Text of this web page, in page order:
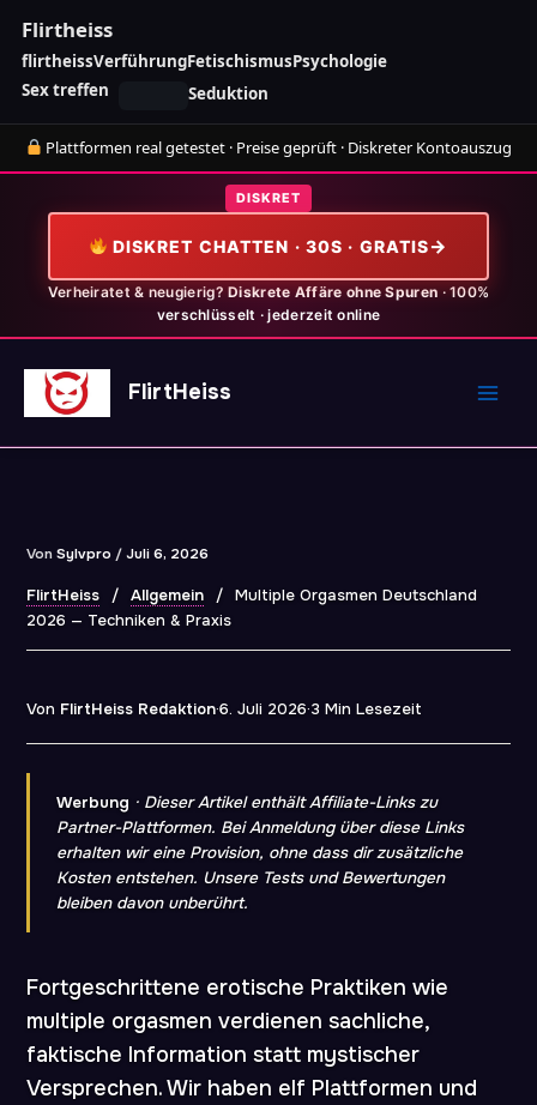
Flirtheiss
flirtheissVerführungFetischismusPsychologie
Sex treffen
Seduktion
Plattformen real getestet · Preise geprüft · Diskreter Kontoauszug
DISKRET
Verheiratet & neugierig?Diskrete Affäre ohne Spuren· 100%
verschlüsselt · jederzeit online
DISKRET CHATTEN · 30S · GRATIS
Inhalt
springen
FlirtHeiss
VonSylvpro/Juli 6, 2026
FlirtHeiss / Allgemein /
Multiple Orgasmen Deutschland
2026 — Techniken & Praxis
Von FlirtHeiss Redaktion·6. Juli 2026·3 Min Lesezeit
Werbung · Dieser Artikel enthält Affiliate-Links zu
Partner-Plattformen. Bei Anmeldung über diese Links
erhalten wir eine Provision, ohne dass dir zusätzliche
Kosten entstehen. Unsere Tests und Bewertungen
bleiben davon unberührt.
Fortgeschrittene erotische Praktiken wie
multiple orgasmen verdienen sachliche,
faktische Information statt mystischer
Versprechen. Wir haben elf Plattformen und